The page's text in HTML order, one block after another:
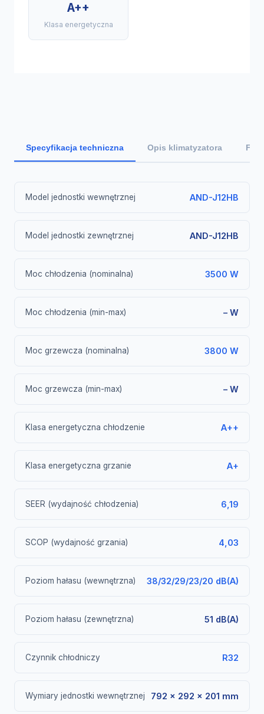
A++
Klasa energetyczna
Specyfikacja techniczna Opis klimatyzatora
Model jednostki wewnętrznej AND-J12HB
Model jednostki zewnętrznej AND-J12HB
Moc chłodzenia (nominalna) 3500 W
Moc chłodzenia (min-max) – W
Moc grzewcza (nominalna) 3800 W
Moc grzewcza (min-max) – W
Klasa energetyczna chłodzenie A++
Klasa energetyczna grzanie A+
SEER (wydajność chłodzenia) 6,19
SCOP (wydajność grzania) 4,03
Poziom hałasu (wewnętrzna) 38/32/29/23/20 dB(A)
Poziom hałasu (zewnętrzna) 51 dB(A)
Czynnik chłodniczy R32
Wymiary jednostki wewnętrznej 792 × 292 × 201 mm